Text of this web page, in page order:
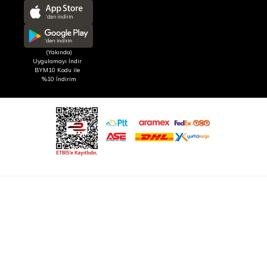
(Yakında)
Uygulamayı İndir
BYM10 Kodu ile
%10 İndirim